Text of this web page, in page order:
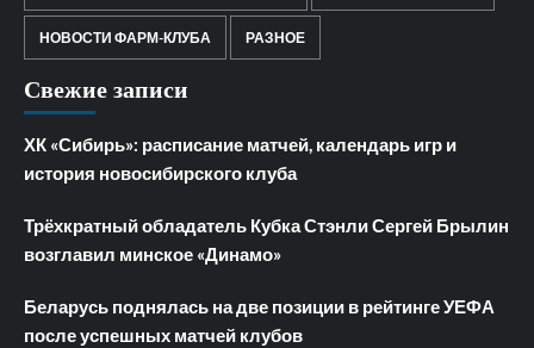
НОВОСТИ ФАРМ-КЛУБА РАЗНОЕ
Свежие записи
ХК «Сибирь»: расписание матчей, календарь игр и
история новосибирского клуба
Трёхкратный обладатель Кубка Стэнли Сергей Брылин
возглавил минское «Динамо»
Беларусь поднялась на две позиции в рейтинге УЕФА
после успешных матчей клубов